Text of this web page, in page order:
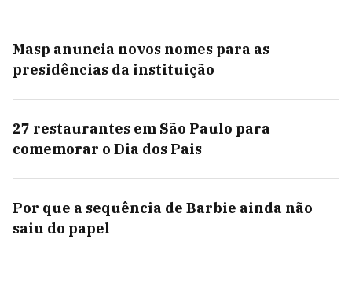
Masp anuncia novos nomes para as
presidências da instituição
27 restaurantes em São Paulo para
comemorar o Dia dos Pais
Por que a sequência de Barbie ainda não
saiu do papel